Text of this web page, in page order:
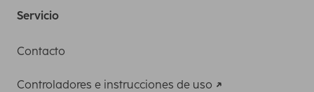
Servicio
Contacto
Controladores e instrucciones de uso